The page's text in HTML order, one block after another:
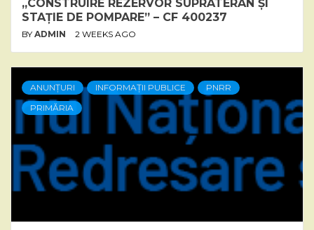
„CONSTRUIRE REZERVOR SUPRATERAN ȘI
STAȚIE DE POMPARE” – CF 400237
BY ADMIN 2 WEEKS AGO
ANUNȚURI INFORMAȚII PUBLICE
PNRR
PRIMĂRIA